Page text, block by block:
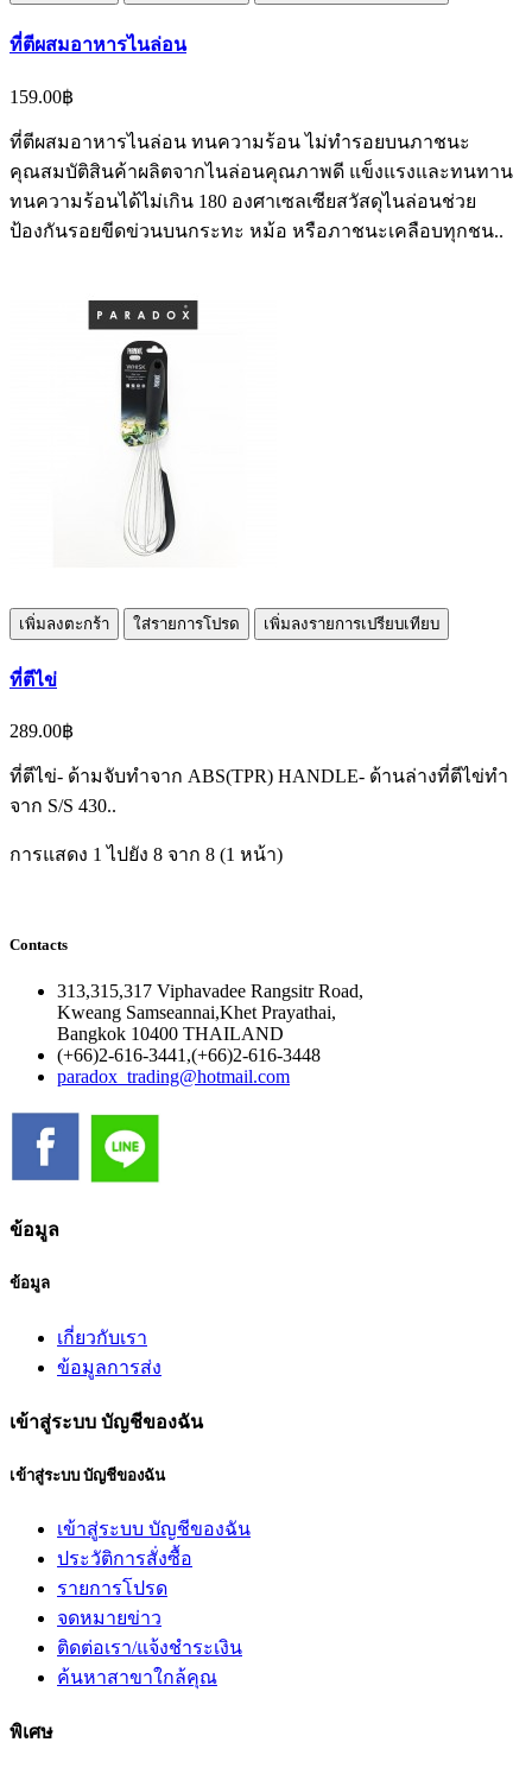
ที่ตีผสมอาหารไนล่อน
159.00฿
ที่ตีผสมอาหารไนล่อน ทนความร้อน ไม่ทำรอยบนภาชนะ
คุณสมบัติสินค้าผลิตจากไนล่อนคุณภาพดี แข็งแรงและทนทาน
ทนความร้อนได้ไม่เกิน 180 องศาเซลเซียสวัสดุไนล่อนช่วย
ป้องกันรอยขีดข่วนบนกระทะ หม้อ หรือภาชนะเคลือบทุกชน..
เพิ่มลงตะกร้า ใส่รายการโปรด เพิ่มลงรายการเปรียบเทียบ
ที่ตีไข่
289.00฿
ที่ตีไข่- ด้ามจับทำจาก ABS(TPR) HANDLE- ด้านล่างที่ตีไข่ทำ
จาก S/S 430..
การแสดง 1 ไปยัง 8 จาก 8 (1 หน้า)
Contacts
313,315,317 Viphavadee Rangsitr Road,
Kweang Samseannai,Khet Prayathai,
Bangkok 10400 THAILAND
(+66)2-616-3441,(+66)2-616-3448
paradox_trading@hotmail.com
ข้อมูล
ข้อมูล
เกี่ยวกับเรา
ข้อมูลการส่ง
เข้าสู่ระบบ บัญชีของฉัน
เข้าสู่ระบบ บัญชีของฉัน
เข้าสู่ระบบ บัญชีของฉัน
ประวัติการสั่งซื้อ
รายการโปรด
จดหมายข่าว
ติดต่อเรา/แจ้งชำระเงิน
ค้นหาสาขาใกล้คุณ
พิเศษ